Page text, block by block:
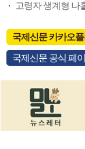
고령자 생계형 나
국제신문 카카오
국제신문 공식 페